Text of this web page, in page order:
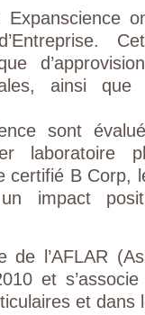
9 CHAMPS
PRIORITAIRES
EVALUER LES 80
PROPOSITIONS
ÉMISES
DITES STOP À
L’ARTHROSE !
PAS...
L’ARTHROSE
L’ARTHROSE
ÊTRE ÉVITÉE
L’ARTHROSE SE
SOIGNE
LA RECHERCHE
L’ARTHROSE
L’ARTHROSE EN
CHIFFRES
QU’EST-CE QUE
L’ARTHROSE ?
ainsi
sont
laboratoire
certifié B Corp,
impact
de l’AFLAR
et
et dans